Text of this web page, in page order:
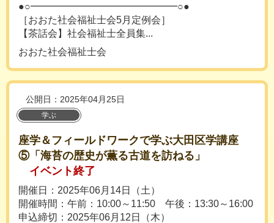
●○━━━━━━━━━━━━━━━○●
［おおた社会福祉士会5月定例会］
【茶話会】社会福祉士全員集...
おおた社会福祉士会
公開日：2025年04月25日
学ぶ
座学＆フィールドワークで学ぶ大田区学講座
⑤「海苔の歴史が薫る古道を訪ねる」
イベント終了
開催日：2025年06月14日（土）
開催時間：午前：10:00～11:50 午後：13:30～16:00
申込締切：2025年06月12日（木）